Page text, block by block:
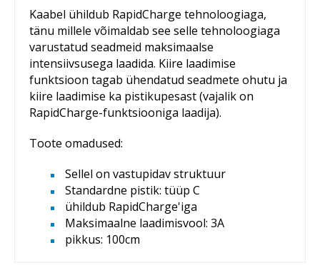
Kaabel ühildub RapidCharge tehnoloogiaga,
tänu millele võimaldab see selle tehnoloogiaga
varustatud seadmeid maksimaalse
intensiivsusega laadida. Kiire laadimise
funktsioon tagab ühendatud seadmete ohutu ja
kiire laadimise ka pistikupesast (vajalik on
RapidCharge-funktsiooniga laadija).
Toote omadused:
Sellel on vastupidav struktuur
Standardne pistik: tüüp C
ühildub RapidCharge'iga
Maksimaalne laadimisvool: 3A
pikkus: 100cm